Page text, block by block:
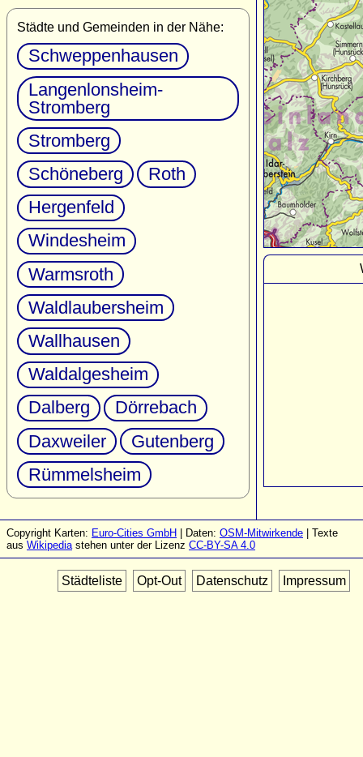
Städte und Gemeinden in der Nähe:
Schweppenhausen
Langenlonsheim-
Stromberg
Stromberg
Schöneberg
Roth
Hergenfeld
Windesheim
Warmsroth
Waldlaubersheim
Wallhausen
Waldalgesheim
Dalberg
Dörrebach
Daxweiler
Gutenberg
Rümmelsheim
Copyright Karten: Euro-Cities GmbH | Daten: OSM-Mitwirkende | Texte
aus Wikipediastehen unter der Lizenz CC-BY-SA 4.0
Städteliste Opt-Out Datenschutz Impressum